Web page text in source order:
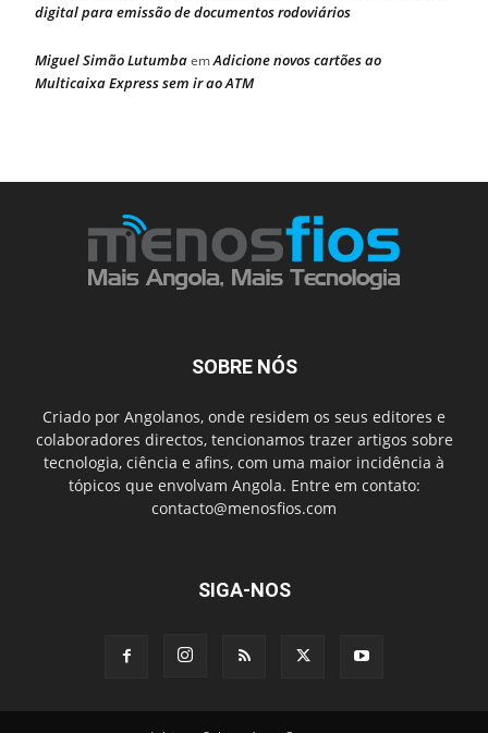
digital para emissão de documentos rodoviários
Miguel Simão LutumbaemAdicione novos cartões ao
Multicaixa Express sem ir ao ATM
SOBRE NÓS
Criado por Angolanos, onde residem os seus editores e
colaboradores directos, tencionamos trazer artigos sobre
tecnologia, ciência e afins, com uma maior incidência à
tópicos que envolvam Angola. Entre em contato:
contacto@menosfios.com
SIGA-NOS